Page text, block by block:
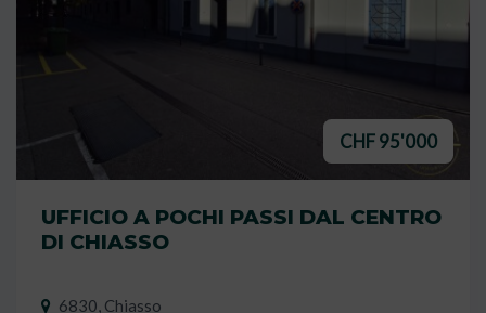
CHF 95'000
UFFICIO A POCHI PASSI DAL CENTRO
DI CHIASSO
6830, Chiasso